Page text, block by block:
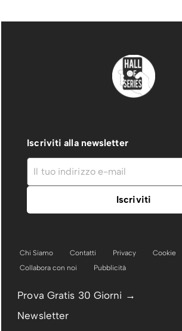
Iscriviti alla newsletter
Chi Siamo Contatti Privacy Cookie
Collabora con noi
Pubblicità
Prova Gratis 30 Giorni →
Newsletter